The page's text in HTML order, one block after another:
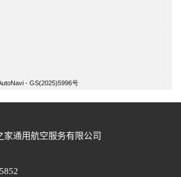
家通用航空服务有限公司